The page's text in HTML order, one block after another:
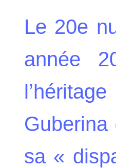
Le 20e
année
Guberina
sa «